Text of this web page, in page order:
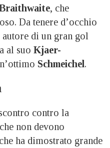
, che
Da tenere d’occhio
autore di un gran gol
al suo Kjaer-
Schmeichel .
contro la
non devono
che ha dimostrato grande